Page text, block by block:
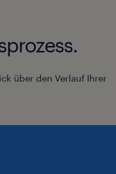
über den Verlauf Ihrer